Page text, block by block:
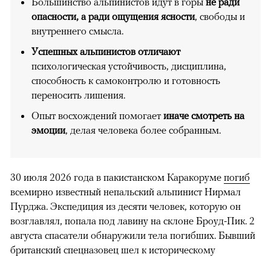
опасности, а ради ощущения ясности, свободы и
внутреннего смысла.
Успешных альпинистов отличают
психологическая устойчивость, дисциплина,
способность к самоконтролю и готовность
переносить лишения.
Опыт восхождений помогает иначе смотреть на
эмоции, делая человека более собранным.
30 июля 2026 года в пакистанском Каракоруме погиб
всемирно известный непальский альпинист Нирмал
Пурджа. Экспедиция из десяти человек, которую он
возглавлял, попала под лавину на склоне Броуд-Пик. 2
августа спасатели обнаружили тела погибших. Бывший
британский спецназовец шел к историческому